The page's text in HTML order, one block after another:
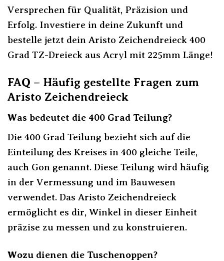
Versprechen für Qualität, Präzision und
Erfolg. Investiere in deine Zukunft und
bestelle jetzt dein Aristo Zeichendreieck 400
Grad TZ-Dreieck aus Acryl mit 225mm Länge!
FAQ – Häufig gestellte Fragen zum
Aristo Zeichendreieck
Was bedeutet die 400 Grad Teilung?
Die 400 Grad Teilung bezieht sich auf die
Einteilung des Kreises in 400 gleiche Teile,
auch Gon genannt. Diese Teilung wird häufig
in der Vermessung und im Bauwesen
verwendet. Das Aristo Zeichendreieck
ermöglicht es dir, Winkel in dieser Einheit
präzise zu messen und zu konstruieren.
Wozu dienen die Tuschenoppen?